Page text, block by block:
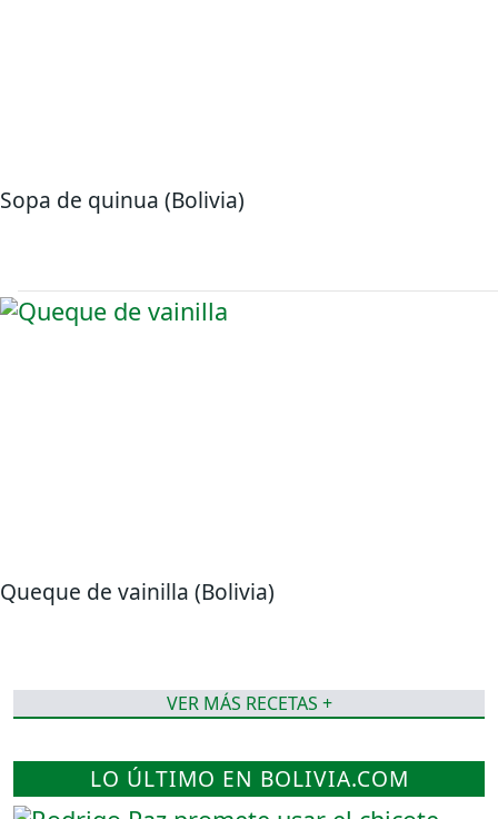
Sopa de quinua (Bolivia)
Queque de vainilla (Bolivia)
VER MÁS RECETAS +
LO ÚLTIMO EN BOLIVIA.COM